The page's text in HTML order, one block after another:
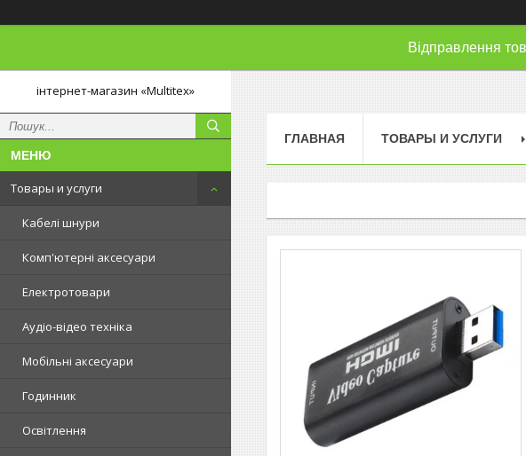
Відправлення
інтернет-магазин «Multitex»
Товары и услуги
Кабелі шнури
Комп'ютерні аксесуари
Електротовари
Аудіо-відео техніка
Мобільні аксесуари
Годинник
Освітлення
ГЛАВНАЯ ТОВАРЫ И УСЛУГИ